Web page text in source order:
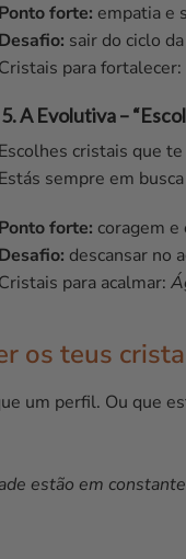
Ponto forte: empatia e
Desafio: sair do ciclo
Cristais para fortalecer:
5. A Evolutiva –
Escolhes cristais que
Estás sempre em
Ponto forte: coragem e
Desafio: descansar no
Cristais para acalmar:
os teus
um perfil. Ou que
estão em